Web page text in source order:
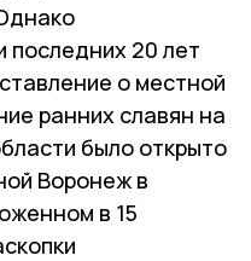
последних 20 лет
о местной
ранних славян на
было открыто
Воронеж в
в 15